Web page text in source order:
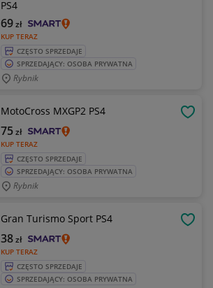
PS4
KUP TERAZ
69zł
CZĘSTO SPRZEDAJE
SPRZEDAJĄCY: OSOBA PRYWATNA
Rybnik
MotoCross MXGP2 PS4
KUP TERAZ
75zł
CZĘSTO SPRZEDAJE
SPRZEDAJĄCY: OSOBA PRYWATNA
Rybnik
Gran Turismo Sport PS4
KUP TERAZ
38zł
CZĘSTO SPRZEDAJE
SPRZEDAJĄCY: OSOBA PRYWATNA